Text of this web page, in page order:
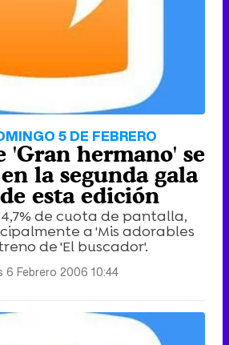
5 DE FEBRERO
'Gran hermano' se
la segunda gala
esta edición
de cuota de pantalla,
a 'Mis adorables
de 'El buscador'.
6 Febrero 2006 10:44